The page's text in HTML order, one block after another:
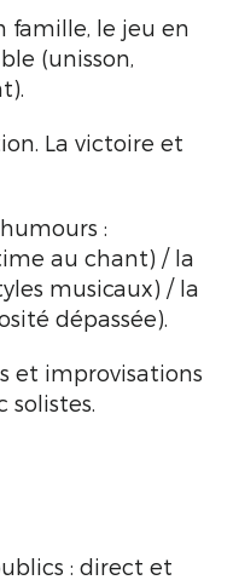
famille, le jeu en
(unisson,
La victoire et
:
au chant) / la
musicaux) / la
dépassée).
et improvisations
: direct et